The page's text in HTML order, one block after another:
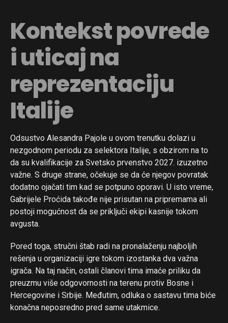
Kontekst povrede
i uticaj na
reprezentaciju
Italije
Odsustvo Alesandra Pajole u ovom trenutku dolazi u
nezgodnom periodu za selektora Italije, s obzirom na to
da su kvalifikacije za Svetsko prvenstvo 2027. izuzetno
važne. S druge strane, očekuje se da će njegov povratak
dodatno ojačati tim kad se potpuno oporavi. U isto vreme,
Gabrijele Proćida takođe nije prisutan na pripremama ali
postoji mogućnost da se priključi ekipi kasnije tokom
avgusta.
Pored toga, stručni štab radi na pronalaženju najboljih
rešenja u organizaciji igre tokom izostanka dva važna
igrača. Na taj način, ostali članovi tima imaće priliku da
preuzmu više odgovornosti na terenu protiv Bosne i
Hercegovine i Srbije. Međutim, odluka o sastavu tima biće
konačna neposredno pred same utakmice.